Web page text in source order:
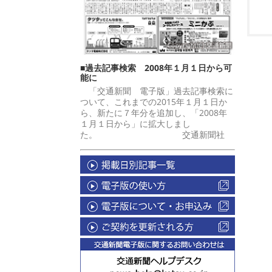
■過去記事検索 2008年１月１日から可
能に
「交通新聞 電子版」過去記事検索に
ついて、これまでの2015年１月１日か
ら、新たに７年分を追加し、「2008年
１月１日から」に拡大しまし
た。 交通新聞社